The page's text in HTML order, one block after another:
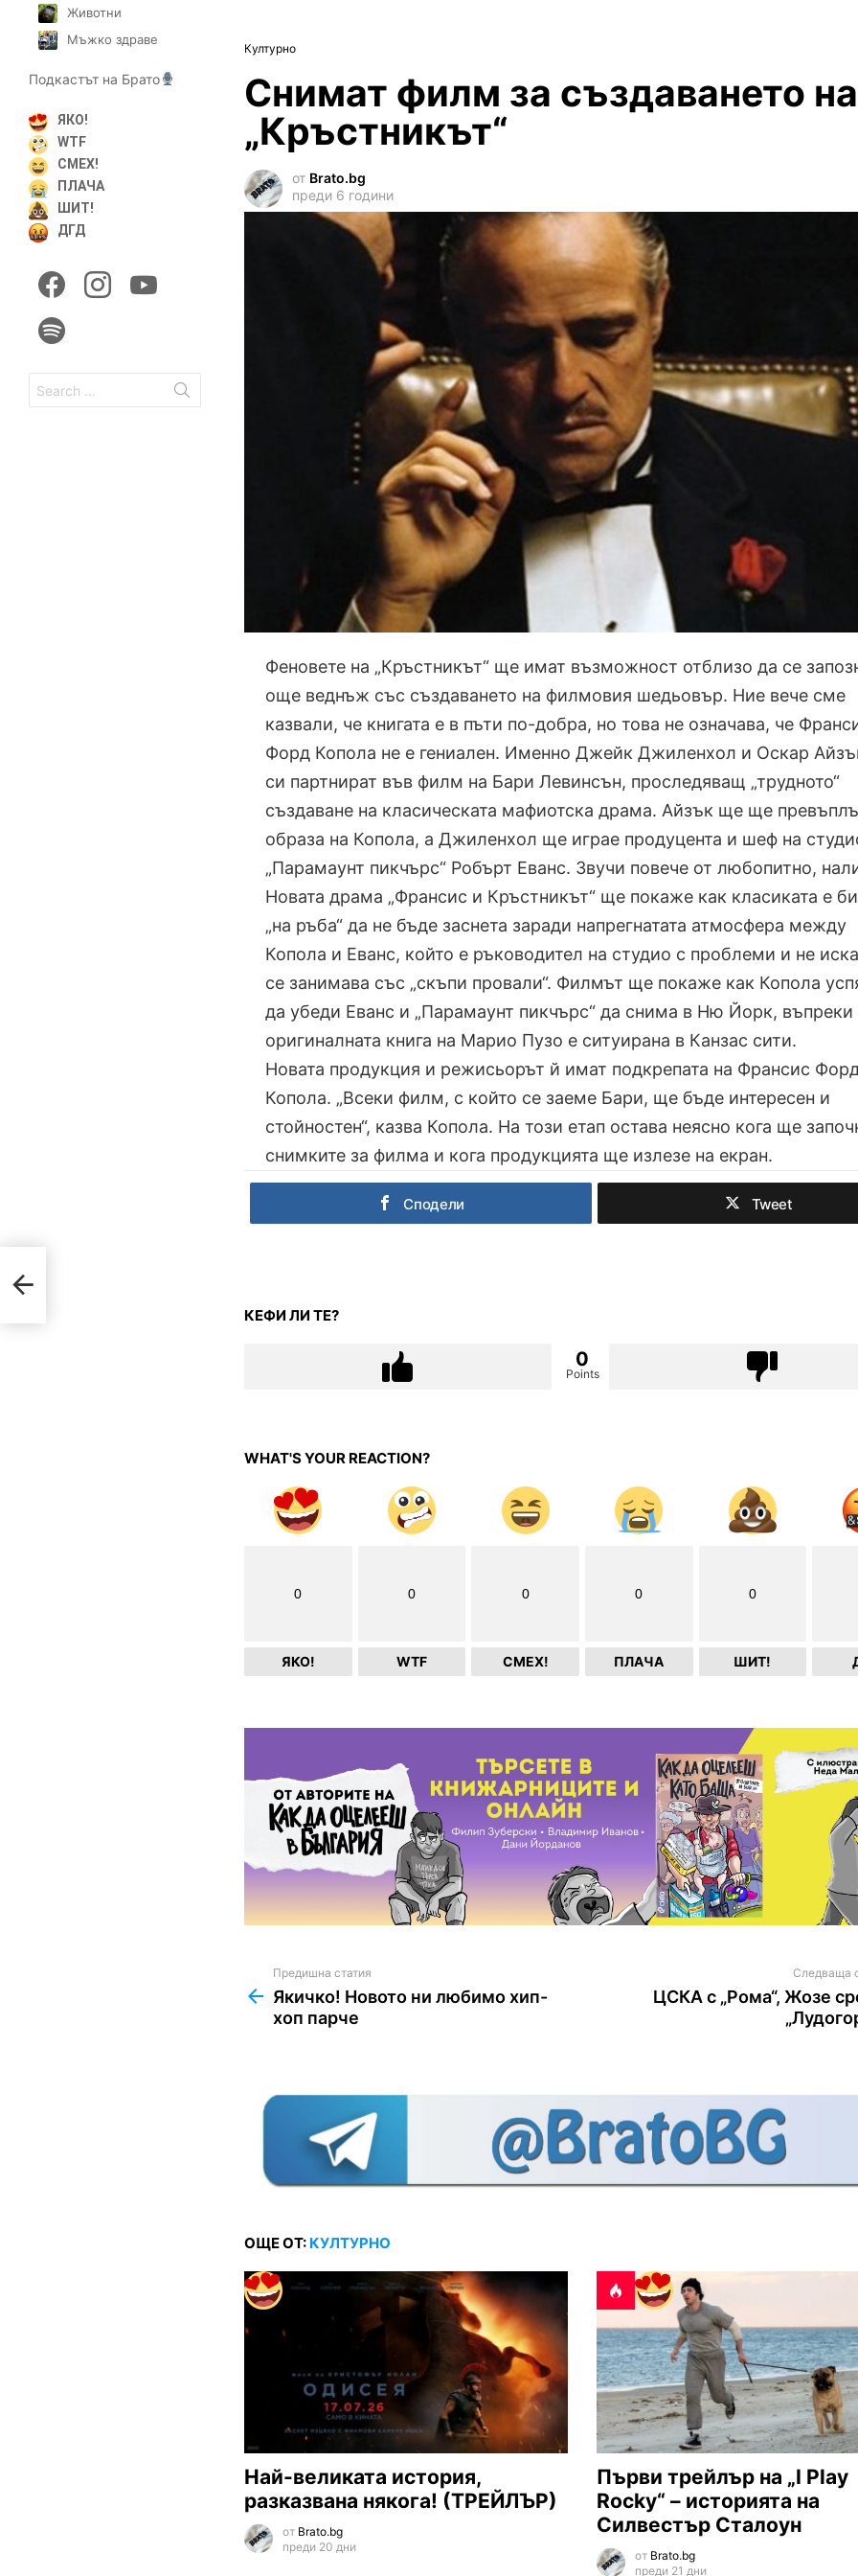
Културно
Снимат филм за създаването на
„Кръстникът“
от Brato.bg
преди 6 години
Феновете на „Кръстникът“ ще имат възможност отблизо да се
още веднъж със създаването на филмовия шедьовър. Ние вече сме
казвали, че книгата е в пъти по-добра, но това не означава, че
Форд Копола не е гениален. Именно Джейк Джиленхол и Оскар
си партнират във филм на Бари Левинсън, проследяващ „трудното“
създаване на класическата мафиотска драма. Айзък ще ще
образа на Копола, а Джиленхол ще играе продуцента и шеф на
„Парамаунт пикчърс“ Робърт Еванс. Звучи повече от любопитно,
Новата драма „Франсис и Кръстникът“ ще покаже как класиката е
„на ръба“ да не бъде заснета заради напрегнатата атмосфера между
Копола и Еванс, който е ръководител на студио с проблеми и не
се занимава със „скъпи провали“. Филмът ще покаже как Копола
да убеди Еванс и „Парамаунт пикчърс“ да снима в Ню Йорк, въпреки
оригиналната книга на Марио Пузо е ситуирана в Канзас сити.
Новата продукция и режисьорът й имат подкрепата на Франсис
Копола. „Всеки филм, с който се заеме Бари, ще бъде интересен и
стойностен“, казва Копола. На този етап остава неясно кога ще
снимките за филма и кога продукцията ще излезе на екран.
Сподели Tweet
КЕФИ ЛИ ТЕ?
0
Points
WHAT'S YOUR REACTION?
0
ЯКО!
0
WTF
0
СМЕХ!
0
ПЛАЧА
0
ШИТ!
more
Предишна статия
Якичко! Новото ни любимо хип-
хоп парче
Следваща
ЦСКА с „Рома“, Жозе
ОЩЕ ОТ: КУЛТУРНО
Най-великата история,
разказвана някога! (ТРЕЙЛЪР)
от Brato.bg
преди 20 дни
Първи трейлър на „I Play
Rocky“ – историята на
Силвестър Сталоун
от Brato.bg
преди 21 дни
Животни
Мъжко здраве
Подкастът на Брато
ЯКО!
WTF
СМЕХ!
ПЛАЧА
ШИТ!
ДГД
for: